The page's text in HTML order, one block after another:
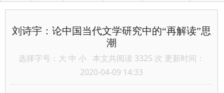
刘诗宇：论中国当代文学研究中的“再解读”思
潮
选择字号： 大 中 小 本文共阅读 3325 次 更新时间：
2020-04-09 14:33